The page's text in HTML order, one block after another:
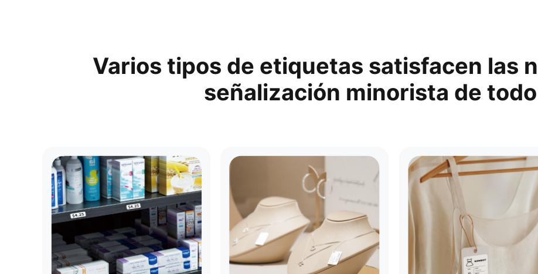
Varios tipos de etiquetas satisfacen las
señalización minorista de